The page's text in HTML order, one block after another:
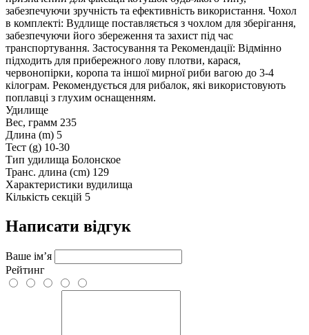
забезпечуючи зручність та ефективність використання. Чохол
в комплекті: Вудлище поставляється з чохлом для зберігання,
забезпечуючи його збереження та захист під час
транспортування. Застосування та Рекомендації: Відмінно
підходить для прибережного лову плотви, карася,
червонопірки, коропа та іншої мирної риби вагою до 3-4
кілограм. Рекомендується для рибалок, які використовують
поплавці з глухим оснащенням.
Удилище
Вес, грамм 235
Длина (m) 5
Тест (g) 10-30
Тип удилища Болонское
Транс. длина (cm) 129
Характеристики вудилища
Кількість секцій 5
Написати відгук
Ваше ім’я
Рейтинг